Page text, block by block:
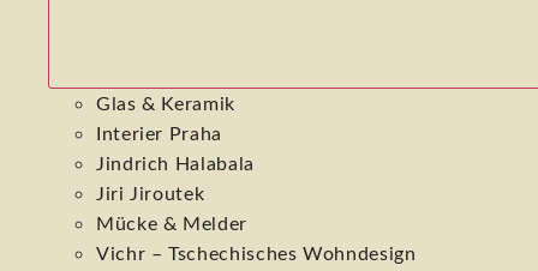
Glas & Keramik
Interier Praha
Jindrich Halabala
Jiri Jiroutek
Mücke & Melder
Vichr – Tschechisches Wohndesign